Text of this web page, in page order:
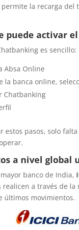
permite la recarga del
puede activar
es sencillo:
Absa Online
la banca online,
Chatbanking
estos pasos, solo
a nivel
banco de India,
realicen a través de
últimos movimientos.